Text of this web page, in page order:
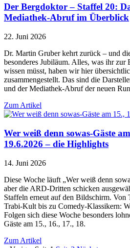
Der Bergdoktor – Staffel 20:
Mediathek-Abruf im Überblick
22. Juni 2026
Dr. Martin Gruber kehrt zurück – und
besonderes Jubiläum. Alles, was ihr zur
wissen müsst, haben wir hier
zusammengestellt. Das sind die
und der Mediathek-Abruf der neuen
Zum Artikel
Wer weiß denn sowas-Gäste
19.6.2026 – die Highlights
14. Juni 2026
Diese Woche läuft „Wer weiß denn
aber die ARD-Dritten schicken
Staffeln erneut auf den Bildschirm. Von
Trabi-Kult bis zu Comedy-Klassikern:
Folgen sich diese Woche besonders
Gäste am 15., 16., 17., 18.
Zum Artikel